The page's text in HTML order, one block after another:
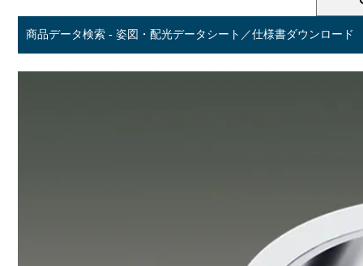
商品データ検索 - 姿図・配光データシート／仕様書ダウンロード